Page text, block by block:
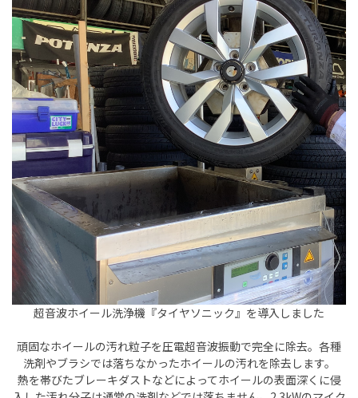
超音波ホイール洗浄機『タイヤソニック』を導入しました
頑固なホイールの汚れ粒子を圧電超音波振動で完全に除去。 各種
洗剤やブラシでは落ちなかったホイールの汚れを除去します。
熱を帯びたブレーキダストなどによってホイールの表面深くに侵